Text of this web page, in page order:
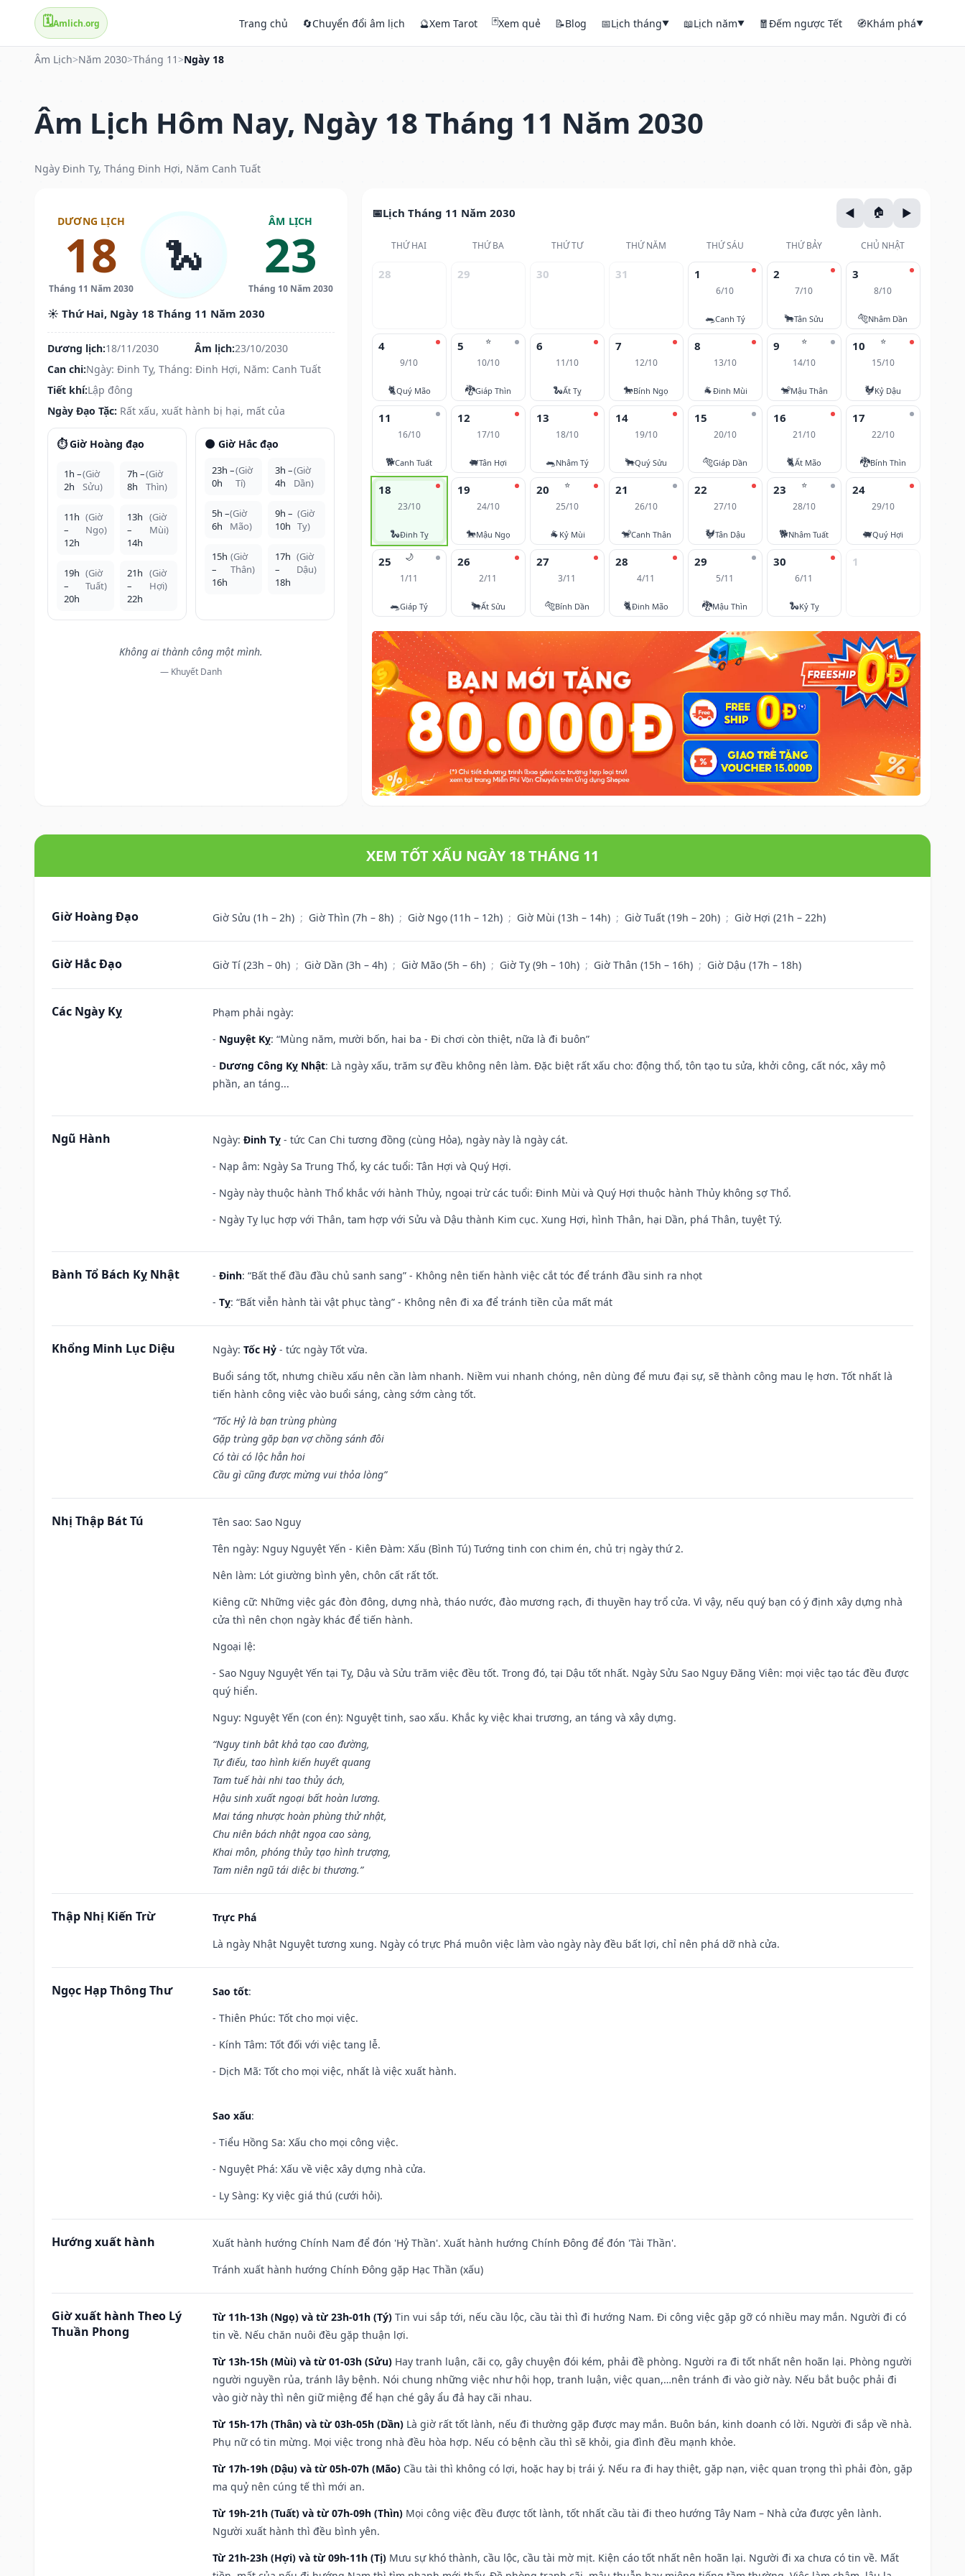
🗓️Amlich.org Trang chủ 🔄Chuyển đổi âm lịch 🔮Xem Tarot 🃏Xem quẻ 📝Blog 📅Lịch tháng▼ 📖Lịch năm▼ 🧧Đếm ngược Tết 🧭Khám phá▼
Âm Lịch>Năm 2030>Tháng 11 >Ngày 18
Âm Lịch Hôm Nay, Ngày 18 Tháng 11 Năm 2030
Ngày Đinh Tỵ, Tháng Đinh Hợi, Năm Canh Tuất
DƯƠNG LỊCH
18
Tháng 11 Năm 2030
🐍
ÂM LỊCH
23
Tháng 10 Năm 2030
☀️ Thứ Hai, Ngày 18 Tháng 11 Năm 2030
Dương lịch:18/11/2030 Âm lịch:23/10/2030
Can chi:Ngày: Đinh Tỵ, Tháng: Đinh Hợi, Năm: Canh Tuất
Tiết khí:Lập đông
Ngày Đạo Tặc: Rất xấu, xuất hành bị hại, mất của
⏱️ Giờ Hoàng đạo
1h –
2h
(Giờ
Sửu)
7h –
8h
(Giờ
Thìn)
11h
–
12h
(Giờ
Ngọ)
13h
–
14h
(Giờ
Mùi)
19h
–
20h
(Giờ
Tuất)
21h
–
22h
(Giờ
Hợi)
🌑 Giờ Hắc đạo
23h –
0h
(Giờ
Tí)
3h –
4h
(Giờ
Dần)
5h –
6h
(Giờ
Mão)
9h –
10h
(Giờ
Tỵ)
15h
–
16h
(Giờ
Thân)
17h
–
18h
(Giờ
Dậu)
Không ai thành công một mình.
— Khuyết Danh
Lịch Tháng 11 Năm 2030
THỨ HAI THỨ BA THỨ TƯ THỨ NĂM THỨ SÁU THỨ BẢY CHỦ NHẬT
28 29 30 31 1
6/10
🐀Canh Tý
2
7/10
🐂Tân Sửu
3
8/10
🐅Nhâm Dần
4
9/10
🐈Quý Mão
⭐
5
10/10
🐉Giáp Thìn
6
11/10
🐍Ất Tỵ
7
12/10
🐎Bính Ngọ
8
13/10
🐐Đinh Mùi
⭐
9
14/10
🐒Mậu Thân
⭐
10
15/10
🐓Kỷ Dậu
11
16/10
🐕Canh Tuất
12
17/10
🐖Tân Hợi
13
18/10
🐀Nhâm Tý
14
19/10
🐂Quý Sửu
15
20/10
🐅Giáp Dần
16
21/10
🐈Ất Mão
17
22/10
🐉Bính Thìn
18
23/10
🐍Đinh Tỵ
19
24/10
🐎Mậu Ngọ
⭐
20
25/10
🐐 Kỷ Mùi
21
26/10
🐒Canh Thân
22
27/10
🐓Tân Dậu
⭐
23
28/10
🐕Nhâm Tuất
24
29/10
🐖Quý Hợi
🌙
25
1/11
🐀Giáp Tý
26
2/11
🐂Ất Sửu
27
3/11
🐅Bính Dần
28
4/11
🐈Đinh Mão
29
5/11
🐉Mậu Thìn
30
6/11
🐍Kỷ Tỵ
1
XEM TỐT XẤU NGÀY 18 THÁNG 11
Giờ Hoàng Đạo Giờ Sửu (1h – 2h) ; Giờ Thìn (7h – 8h) ; Giờ Ngọ (11h – 12h) ; Giờ Mùi (13h – 14h) ; Giờ Tuất (19h – 20h) ; Giờ Hợi (21h – 22h)
Giờ Hắc Đạo Giờ Tí (23h – 0h) ; Giờ Dần (3h – 4h) ; Giờ Mão (5h – 6h) ; Giờ Tỵ (9h – 10h) ; Giờ Thân (15h – 16h) ; Giờ Dậu (17h – 18h)
Các Ngày Kỵ
Phạm phải ngày:
- Nguyệt Kỵ: “Mùng năm, mười bốn, hai ba - Đi chơi còn thiệt, nữa là đi buôn”
- Dương Công Kỵ Nhật: Là ngày xấu, trăm sự đều không nên làm. Đặc biệt rất xấu cho: động thổ, tôn tạo tu sửa, khởi công, cất nóc, xây mộ
phần, an táng...
Ngũ Hành Ngày: Đinh Tỵ - tức Can Chi tương đồng (cùng Hỏa), ngày này là ngày cát.
- Nạp âm: Ngày Sa Trung Thổ, kỵ các tuổi: Tân Hợi và Quý Hợi.
- Ngày này thuộc hành Thổ khắc với hành Thủy, ngoại trừ các tuổi: Đinh Mùi và Quý Hợi thuộc hành Thủy không sợ Thổ.
- Ngày Tỵ lục hợp với Thân, tam hợp với Sửu và Dậu thành Kim cục. Xung Hợi, hình Thân, hại Dần, phá Thân, tuyệt Tý.
Bành Tổ Bách Kỵ Nhật - Đinh: “Bất thế đầu đầu chủ sanh sang” - Không nên tiến hành việc cắt tóc để tránh đầu sinh ra nhọt
- Tỵ: “Bất viễn hành tài vật phục tàng” - Không nên đi xa để tránh tiền của mất mát
Khổng Minh Lục Diệu Ngày: Tốc Hỷ - tức ngày Tốt vừa.
Buổi sáng tốt, nhưng chiều xấu nên cần làm nhanh. Niềm vui nhanh chóng, nên dùng để mưu đại sự, sẽ thành công mau lẹ hơn. Tốt nhất là
tiến hành công việc vào buổi sáng, càng sớm càng tốt.
“Tốc Hỷ là bạn trùng phùng
Gặp trùng gặp bạn vợ chồng sánh đôi
Có tài có lộc hẳn hoi
Cầu gì cũng được mừng vui thỏa lòng”
Nhị Thập Bát Tú Tên sao: Sao Nguy
Tên ngày: Nguy Nguyệt Yến - Kiên Đàm: Xấu (Bình Tú) Tướng tinh con chim én, chủ trị ngày thứ 2.
Nên làm: Lót giường bình yên, chôn cất rất tốt.
Kiêng cữ: Những việc gác đòn đông, dựng nhà, tháo nước, đào mương rạch, đi thuyền hay trổ cửa. Vì vậy, nếu quý bạn có ý định xây dựng nhà
cửa thì nên chọn ngày khác để tiến hành.
Ngoại lệ:
- Sao Nguy Nguyệt Yến tại Tỵ, Dậu và Sửu trăm việc đều tốt. Trong đó, tại Dậu tốt nhất. Ngày Sửu Sao Nguy Đăng Viên: mọi việc tạo tác đều được
quý hiển.
Nguy: Nguyệt Yến (con én): Nguyệt tinh, sao xấu. Khắc kỵ việc khai trương, an táng và xây dựng.
“Nguy tinh bât khả tạo cao đường,
Tự điếu, tao hình kiến huyết quang
Tam tuế hài nhi tao thủy ách,
Hậu sinh xuất ngoại bất hoàn lương.
Mai táng nhược hoàn phùng thử nhật,
Chu niên bách nhật ngọa cao sàng,
Khai môn, phóng thủy tạo hình trượng,
Tam niên ngũ tái diệc bi thương.”
Thập Nhị Kiến Trừ
Trực Phá
Là ngày Nhật Nguyệt tương xung. Ngày có trực Phá muôn việc làm vào ngày này đều bất lợi, chỉ nên phá dỡ nhà cửa.
Ngọc Hạp Thông Thư Sao tốt:
- Thiên Phúc: Tốt cho mọi việc.
- Kính Tâm: Tốt đối với việc tang lễ.
- Dịch Mã: Tốt cho mọi việc, nhất là việc xuất hành.
Sao xấu:
- Tiểu Hồng Sa: Xấu cho mọi công việc.
- Nguyệt Phá: Xấu về việc xây dựng nhà cửa.
- Ly Sàng: Kỵ việc giá thú (cưới hỏi).
Hướng xuất hành
Xuất hành hướng Chính Nam để đón 'Hỷ Thần'. Xuất hành hướng Chính Đông để đón 'Tài Thần'.
Tránh xuất hành hướng Chính Đông gặp Hạc Thần (xấu)
Giờ xuất hành Theo Lý
Thuần Phong
Từ 11h-13h (Ngọ) và từ 23h-01h (Tý) Tin vui sắp tới, nếu cầu lộc, cầu tài thì đi hướng Nam. Đi công việc gặp gỡ có nhiều may mắn. Người đi có
tin về. Nếu chăn nuôi đều gặp thuận lợi.
Từ 13h-15h (Mùi) và từ 01-03h (Sửu) Hay tranh luận, cãi cọ, gây chuyện đói kém, phải đề phòng. Người ra đi tốt nhất nên hoãn lại. Phòng người
người nguyền rủa, tránh lây bệnh. Nói chung những việc như hội họp, tranh luận, việc quan,…nên tránh đi vào giờ này. Nếu bắt buộc phải đi
vào giờ này thì nên giữ miệng để hạn ché gây ẩu đả hay cãi nhau.
Từ 15h-17h (Thân) và từ 03h-05h (Dần) Là giờ rất tốt lành, nếu đi thường gặp được may mắn. Buôn bán, kinh doanh có lời. Người đi sắp về nhà.
Phụ nữ có tin mừng. Mọi việc trong nhà đều hòa hợp. Nếu có bệnh cầu thì sẽ khỏi, gia đình đều mạnh khỏe.
Từ 17h-19h (Dậu) và từ 05h-07h (Mão) Cầu tài thì không có lợi, hoặc hay bị trái ý. Nếu ra đi hay thiệt, gặp nạn, việc quan trọng thì phải đòn, gặp
ma quỷ nên cúng tế thì mới an.
Từ 19h-21h (Tuất) và từ 07h-09h (Thìn) Mọi công việc đều được tốt lành, tốt nhất cầu tài đi theo hướng Tây Nam – Nhà cửa được yên lành.
Người xuất hành thì đều bình yên.
Từ 21h-23h (Hợi) và từ 09h-11h (Tị) Mưu sự khó thành, cầu lộc, cầu tài mờ mịt. Kiện cáo tốt nhất nên hoãn lại. Người đi xa chưa có tin về. Mất